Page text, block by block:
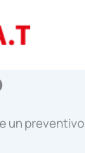
un preventivo